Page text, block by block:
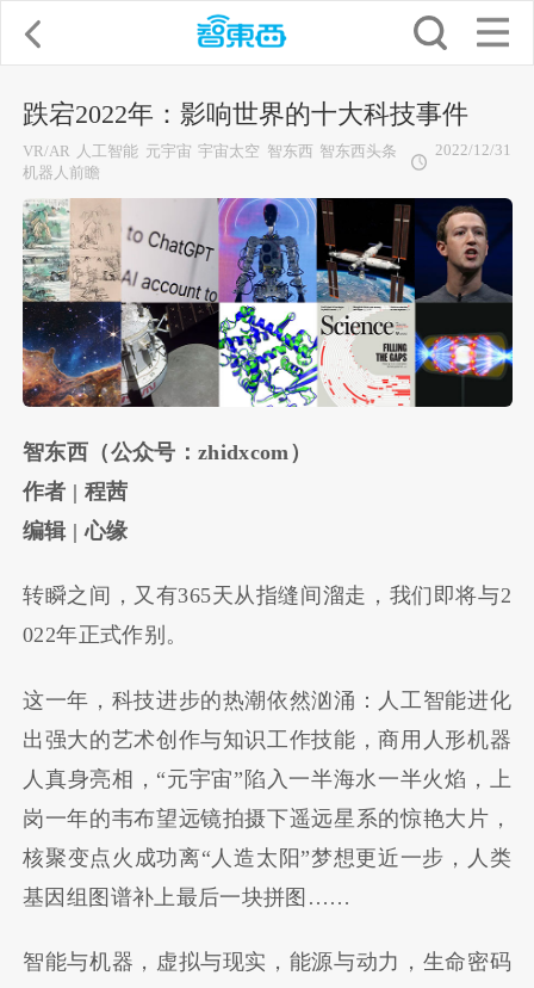
跌宕2022年：影响世界的十大科技事件
VR/AR 人工智能 元宇宙 宇宙太空 智东西 智东西头条
机器人前瞻
2022/12/31
智东西（公众号：zhidxcom）
作者 | 程茜
编辑 | 心缘
转瞬之间，又有365天从指缝间溜走，我们即将与2
022年正式作别。
这一年，科技进步的热潮依然汹涌：人工智能进化
出强大的艺术创作与知识工作技能，商用人形机器
人真身亮相，“元宇宙”陷入一半海水一半火焰，上
岗一年的韦布望远镜拍摄下遥远星系的惊艳大片，
核聚变点火成功离“人造太阳”梦想更近一步，人类
基因组图谱补上最后一块拼图……
智能与机器，虚拟与现实，能源与动力，生命密码